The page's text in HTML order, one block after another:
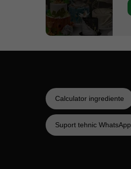
Calculator ingrediente
Suport tehnic WhatsApp